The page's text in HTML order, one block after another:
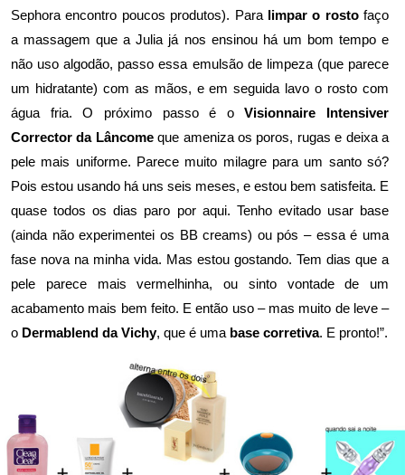
Sephora encontro poucos produtos). Para limpar o rostofaço
a massagem que aJulia já nos ensinou há um bom tempoe
não uso algodão, passo essa emulsão de limpeza (que parece
um hidratante) com as mãos, e em seguida lavo o rosto com
água fria. O próximo passo é oVisionnaire Intensiver
Corrector da Lâncomeque ameniza os poros, rugas e deixa a
pele mais uniforme. Parece muito milagre para um santo só?
Pois estou usando há uns seis meses, e estou bem satisfeita. E
quase todos os dias paro por aqui. Tenho evitado usar base
(ainda não experimentei os BB creams) ou pós – essa é uma
fase nova na minha vida. Mas estou gostando. Tem dias que a
pele parece mais vermelhinha, ou sinto vontade de um
acabamento mais bem feito. E então uso – mas muito de leve –
o Dermablend da Vichy, que é uma base corretiva. E pronto!”.